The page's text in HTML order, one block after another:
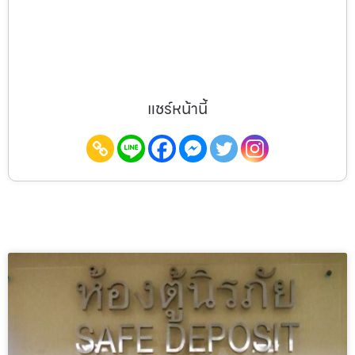
แชร์หน้านี้